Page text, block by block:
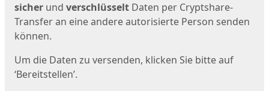
sicher und verschlüsselt Daten per Cryptshare-
Transfer an eine andere autorisierte Person senden
können.
Um die Daten zu versenden, klicken Sie bitte auf
‘Bereitstellen’.